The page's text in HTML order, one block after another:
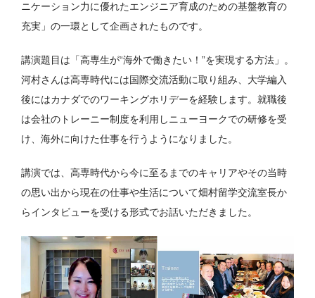
ニケーション力に優れたエンジニア育成のための基盤教育の
充実」の一環として企画されたものです。
講演題目は「高専生が“海外で働きたい！”を実現する方法」。
河村さんは高専時代には国際交流活動に取り組み、大学編入
後にはカナダでのワーキングホリデーを経験します。就職後
は会社のトレーニー制度を利用しニューヨークでの研修を受
け、海外に向けた仕事を行うようになりました。
講演では、高専時代から今に至るまでのキャリアやその当時
の思い出から現在の仕事や生活について畑村留学交流室長か
らインタビューを受ける形式でお話いただきました。